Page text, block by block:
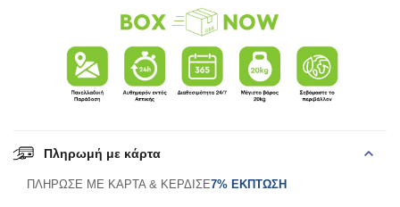
Πληρωμή με κάρτα
ΠΛΗΡΩΣΕ ΜΕ ΚΑΡΤΑ & ΚΕΡΔΙΣΕ7% ΕΚΠΤΩΣΗ